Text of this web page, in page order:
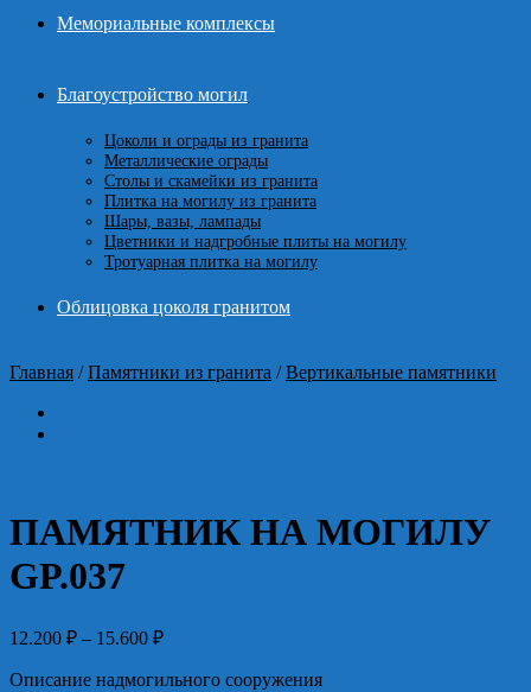
Мемориальные комплексы
Благоустройство могил
Цоколи и ограды из гранита
Металлические ограды
Столы и скамейки из гранита
Плитка на могилу из гранита
Шары, вазы, лампады
Цветники и надгробные плиты на могилу
Тротуарная плитка на могилу
Облицовка цоколя гранитом
Главная / Памятники из гранита / Вертикальные памятники
ПАМЯТНИК НА МОГИЛУ
GP.037
12.200 ₽ – 15.600 ₽Диапазон
12.200 ₽
Описание надмогильного сооружения